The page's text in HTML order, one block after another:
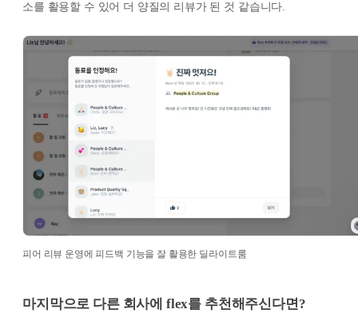
소를 활용할 수 있어 더 양질의 리뷰가 된 것 같습니다.
피어 리뷰 운영에 피드백 기능을 잘 활용한 딜라이트룸
마지막으로 다른 회사에 flex를 추천해주신다면?